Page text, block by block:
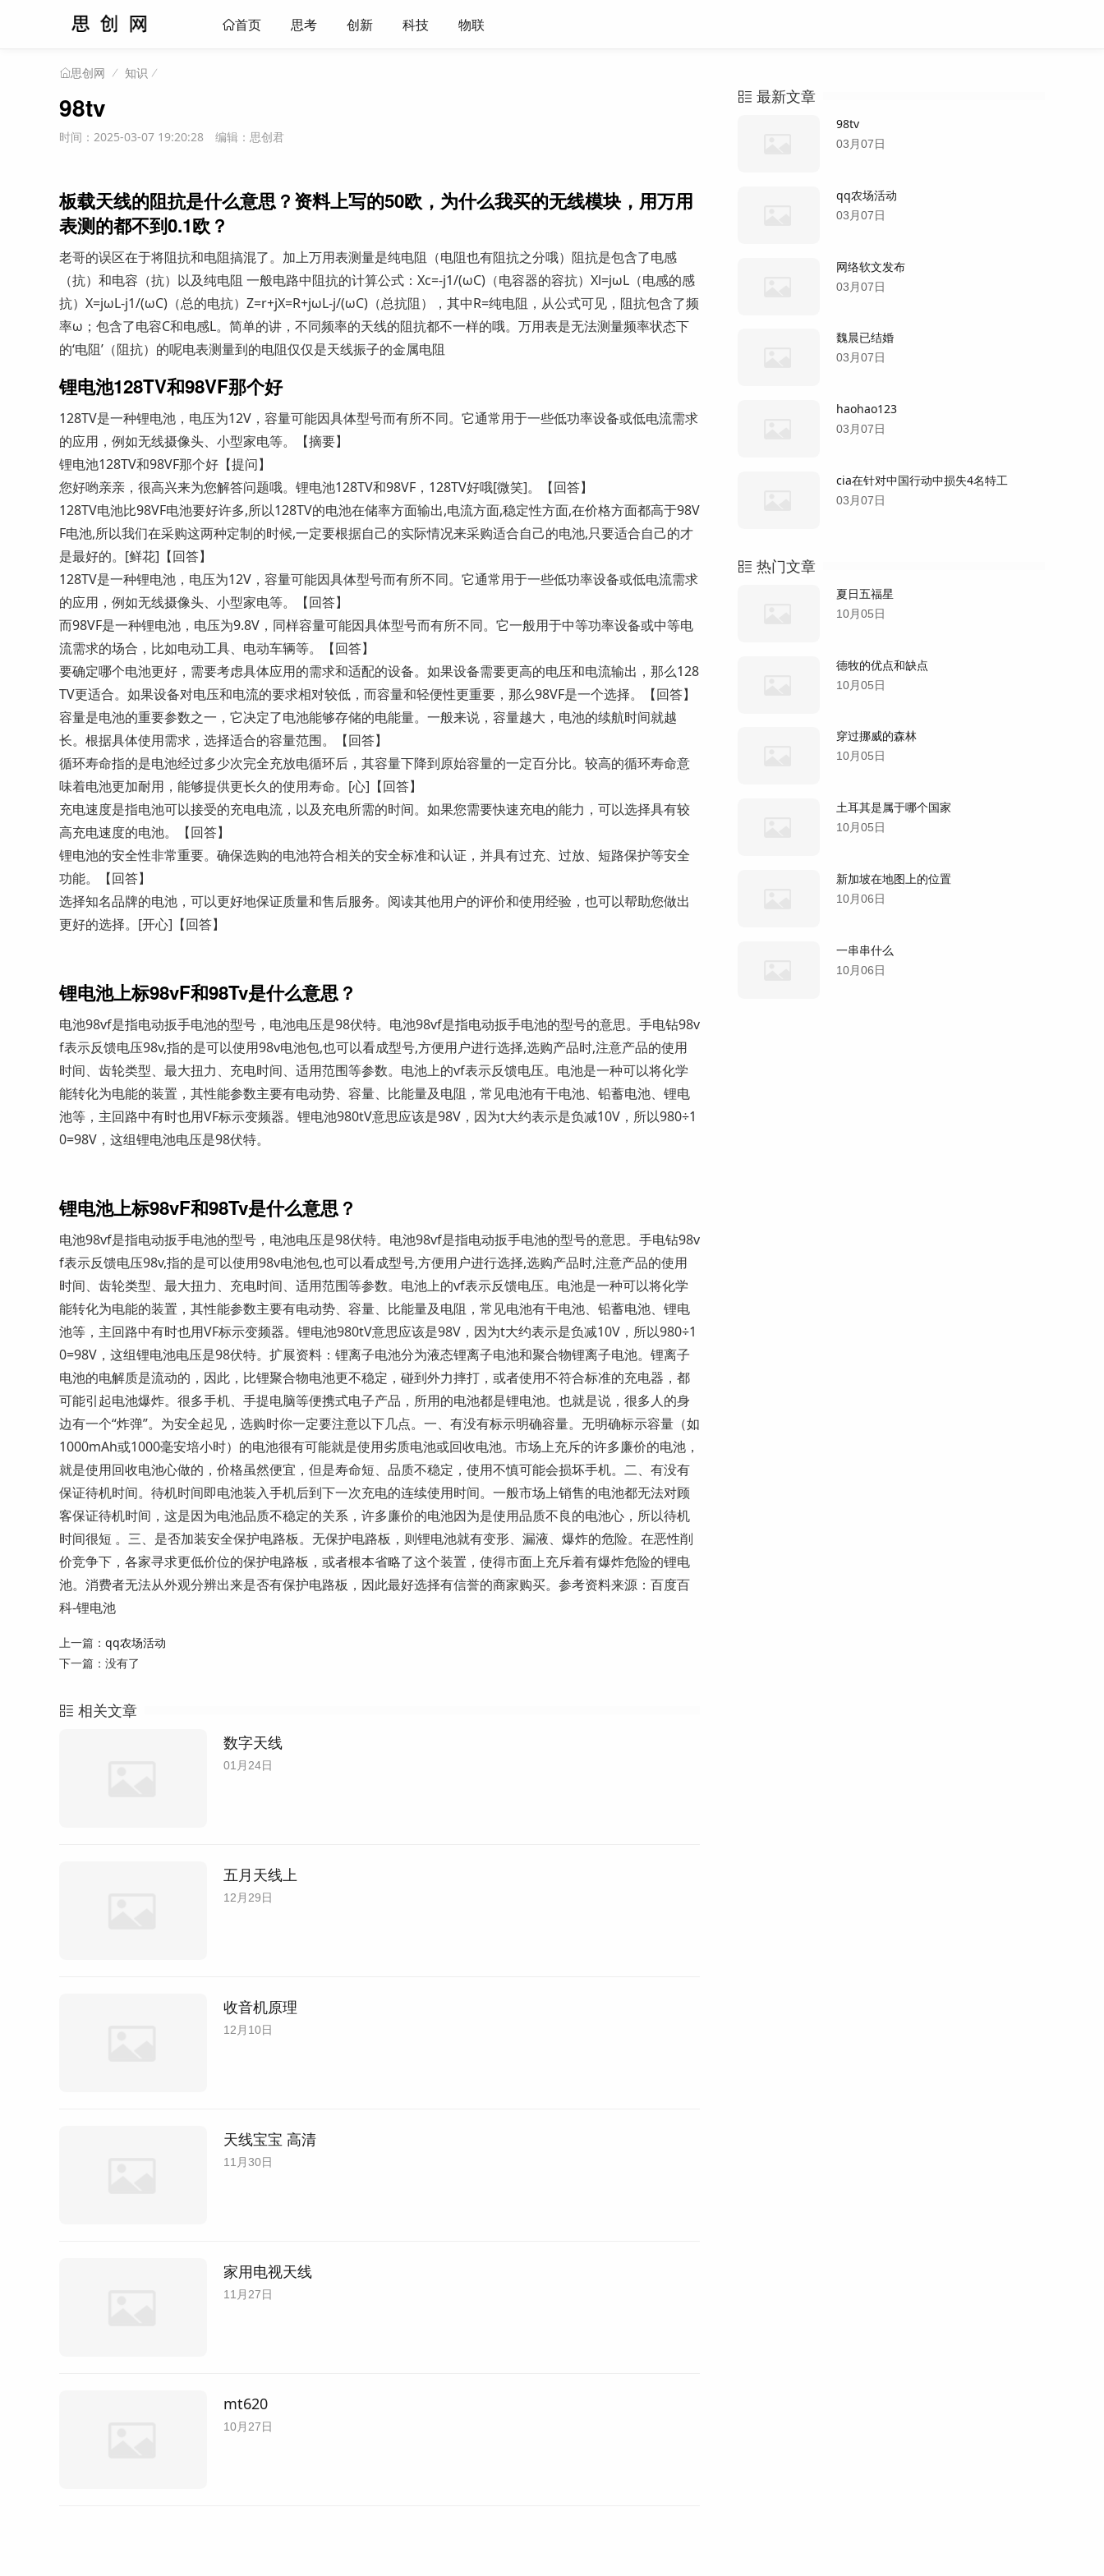
首页 思考 创新 科技 物联
思创网 知识
98tv
时间：2025-03-07 19:20:28 编辑：思创君
板载天线的阻抗是什么意思？资料上写的50欧，为什么我买的无线模块，用万用
表测的都不到0.1欧？
老哥的误区在于将阻抗和电阻搞混了。加上万用表测量是纯电阻（电阻也有阻抗之分哦）阻抗是包含了电感
（抗）和电容（抗）以及纯电阻 一般电路中阻抗的计算公式：Xc=-j1/(ωC)（电容器的容抗）Xl=jωL（电感的感
抗）X=jωL-j1/(ωC)（总的电抗）Z=r+jX=R+jωL-j/(ωC)（总抗阻），其中R=纯电阻，从公式可见，阻抗包含了频
率ω；包含了电容C和电感L。简单的讲，不同频率的天线的阻抗都不一样的哦。万用表是无法测量频率状态下
的‘电阻’（阻抗）的呢电表测量到的电阻仅仅是天线振子的金属电阻
锂电池128TV和98VF那个好
128TV是一种锂电池，电压为12V，容量可能因具体型号而有所不同。它通常用于一些低功率设备或低电流需求
的应用，例如无线摄像头、小型家电等。【摘要】
锂电池128TV和98VF那个好【提问】
您好哟亲亲，很高兴来为您解答问题哦。锂电池128TV和98VF，128TV好哦[微笑]。【回答】
128TV电池比98VF电池要好许多,所以128TV的电池在储率方面输出,电流方面,稳定性方面,在价格方面都高于98V
F电池,所以我们在采购这两种定制的时候,一定要根据自己的实际情况来采购适合自己的电池,只要适合自己的才
是最好的。[鲜花]【回答】
128TV是一种锂电池，电压为12V，容量可能因具体型号而有所不同。它通常用于一些低功率设备或低电流需求
的应用，例如无线摄像头、小型家电等。【回答】
而98VF是一种锂电池，电压为9.8V，同样容量可能因具体型号而有所不同。它一般用于中等功率设备或中等电
流需求的场合，比如电动工具、电动车辆等。【回答】
要确定哪个电池更好，需要考虑具体应用的需求和适配的设备。如果设备需要更高的电压和电流输出，那么128
TV更适合。如果设备对电压和电流的要求相对较低，而容量和轻便性更重要，那么98VF是一个选择。【回答】
容量是电池的重要参数之一，它决定了电池能够存储的电能量。一般来说，容量越大，电池的续航时间就越
长。根据具体使用需求，选择适合的容量范围。【回答】
循环寿命指的是电池经过多少次完全充放电循环后，其容量下降到原始容量的一定百分比。较高的循环寿命意
味着电池更加耐用，能够提供更长久的使用寿命。[心]【回答】
充电速度是指电池可以接受的充电电流，以及充电所需的时间。如果您需要快速充电的能力，可以选择具有较
高充电速度的电池。【回答】
锂电池的安全性非常重要。确保选购的电池符合相关的安全标准和认证，并具有过充、过放、短路保护等安全
功能。【回答】
选择知名品牌的电池，可以更好地保证质量和售后服务。阅读其他用户的评价和使用经验，也可以帮助您做出
更好的选择。[开心]【回答】
锂电池上标98vF和98Tv是什么意思？
电池98vf是指电动扳手电池的型号，电池电压是98伏特。电池98vf是指电动扳手电池的型号的意思。手电钻98v
f表示反馈电压98v,指的是可以使用98v电池包,也可以看成型号,方便用户进行选择,选购产品时,注意产品的使用
时间、齿轮类型、最大扭力、充电时间、适用范围等参数。电池上的vf表示反馈电压。电池是一种可以将化学
能转化为电能的装置，其性能参数主要有电动势、容量、比能量及电阻，常见电池有干电池、铅蓄电池、锂电
池等，主回路中有时也用VF标示变频器。锂电池980tV意思应该是98V，因为t大约表示是负减10V，所以980÷1
0=98V，这组锂电池电压是98伏特。
锂电池上标98vF和98Tv是什么意思？
电池98vf是指电动扳手电池的型号，电池电压是98伏特。电池98vf是指电动扳手电池的型号的意思。手电钻98v
f表示反馈电压98v,指的是可以使用98v电池包,也可以看成型号,方便用户进行选择,选购产品时,注意产品的使用
时间、齿轮类型、最大扭力、充电时间、适用范围等参数。电池上的vf表示反馈电压。电池是一种可以将化学
能转化为电能的装置，其性能参数主要有电动势、容量、比能量及电阻，常见电池有干电池、铅蓄电池、锂电
池等，主回路中有时也用VF标示变频器。锂电池980tV意思应该是98V，因为t大约表示是负减10V，所以980÷1
0=98V，这组锂电池电压是98伏特。扩展资料：锂离子电池分为液态锂离子电池和聚合物锂离子电池。锂离子
电池的电解质是流动的，因此，比锂聚合物电池更不稳定，碰到外力摔打，或者使用不符合标准的充电器，都
可能引起电池爆炸。很多手机、手提电脑等便携式电子产品，所用的电池都是锂电池。也就是说，很多人的身
边有一个“炸弹”。为安全起见，选购时你一定要注意以下几点。一、有没有标示明确容量。无明确标示容量（如
1000mAh或1000毫安培小时）的电池很有可能就是使用劣质电池或回收电池。市场上充斥的许多廉价的电池，
就是使用回收电池心做的，价格虽然便宜，但是寿命短、品质不稳定，使用不慎可能会损坏手机。二、有没有
保证待机时间。待机时间即电池装入手机后到下一次充电的连续使用时间。一般市场上销售的电池都无法对顾
客保证待机时间，这是因为电池品质不稳定的关系，许多廉价的电池因为是使用品质不良的电池心，所以待机
时间很短 。三、是否加装安全保护电路板。无保护电路板，则锂电池就有变形、漏液、爆炸的危险。在恶性削
价竞争下，各家寻求更低价位的保护电路板，或者根本省略了这个装置，使得市面上充斥着有爆炸危险的锂电
池。消费者无法从外观分辨出来是否有保护电路板，因此最好选择有信誉的商家购买。参考资料来源：百度百
科-锂电池
上一篇： qq农场活动
下一篇：没有了
相关文章
数字天线
01月24日
五月天线上
12月29日
收音机原理
12月10日
天线宝宝 高清
11月30日
家用电视天线
11月27日
mt620
10月27日
最新文章
98tv
03月07日
qq农场活动
03月07日
网络软文发布
03月07日
魏晨已结婚
03月07日
haohao123
03月07日
cia在针对中国行动中损失4名特工
03月07日
热门文章
夏日五福星
10月05日
德牧的优点和缺点
10月05日
穿过挪威的森林
10月05日
土耳其是属于哪个国家
10月05日
新加坡在地图上的位置
10月06日
一串串什么
10月06日